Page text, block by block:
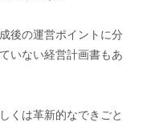
後の運営ポイントに分
いない経営計画書もあ
くは革新的なできごと